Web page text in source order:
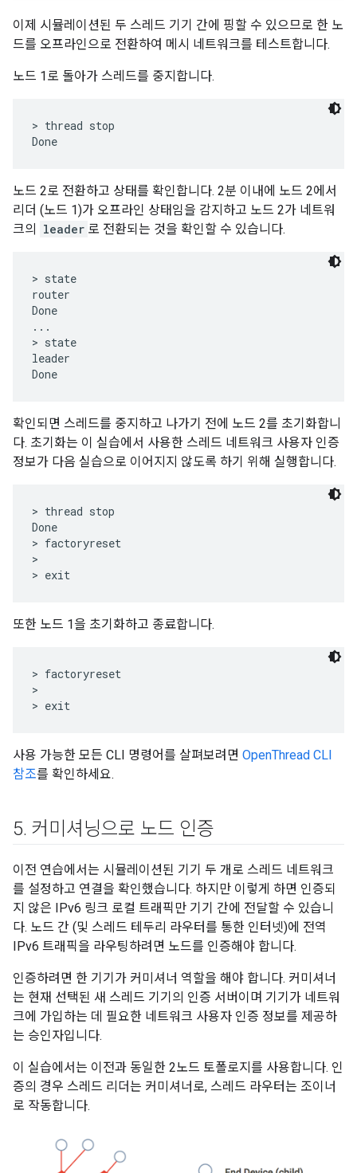
이제 시뮬레이션된 두 스레드 기기 간에 핑할 수 있으므로 한 노
드를 오프라인으로 전환하여 메시 네트워크를 테스트합니다.
노드 1로 돌아가 스레드를 중지합니다.
> thread stop
노드 2로 전환하고 상태를 확인합니다. 2분 이내에 노드 2에서
리더 (노드 1)가 오프라인 상태임을 감지하고 노드 2가 네트워
크의
leader 로 전환되는 것을 확인할 수 있습니다.
> state
router
Done
...
> state
leader
확인되면 스레드를 중지하고 나가기 전에 노드 2를 초기화합니
다. 초기화는 이 실습에서 사용한 스레드 네트워크 사용자 인증
정보가 다음 실습으로 이어지지 않도록 하기 위해 실행합니다.
> thread stop
Done
> factoryreset
>
또한 노드 1을 초기화하고 종료합니다.
> factoryreset
>
사용 가능한 모든 CLI 명령어를 살펴보려면 OpenThread CLI
참조를 확인하세요.
5. 커미셔닝으로 노드 인증
이전 연습에서는 시뮬레이션된 기기 두 개로 스레드 네트워크
를 설정하고 연결을 확인했습니다. 하지만 이렇게 하면 인증되
지 않은 IPv6 링크 로컬 트래픽만 기기 간에 전달할 수 있습니
다. 노드 간 (및 스레드 테두리 라우터를 통한 인터넷)에 전역
IPv6 트래픽을 라우팅하려면 노드를 인증해야 합니다.
인증하려면 한 기기가 커미셔너 역할을 해야 합니다. 커미셔너
는 현재 선택된 새 스레드 기기의 인증 서버이며 기기가 네트워
크에 가입하는 데 필요한 네트워크 사용자 인증 정보를 제공하
는 승인자입니다.
이 실습에서는 이전과 동일한 2노드 토폴로지를 사용합니다. 인
증의 경우 스레드 리더는 커미셔너로, 스레드 라우터는 조이너
로 작동합니다.